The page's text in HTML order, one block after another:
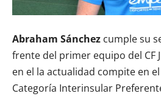
Abraham Sánchez cumple su
frente del primer equipo del CF
en el la actualidad compite en
Categoría Interinsular